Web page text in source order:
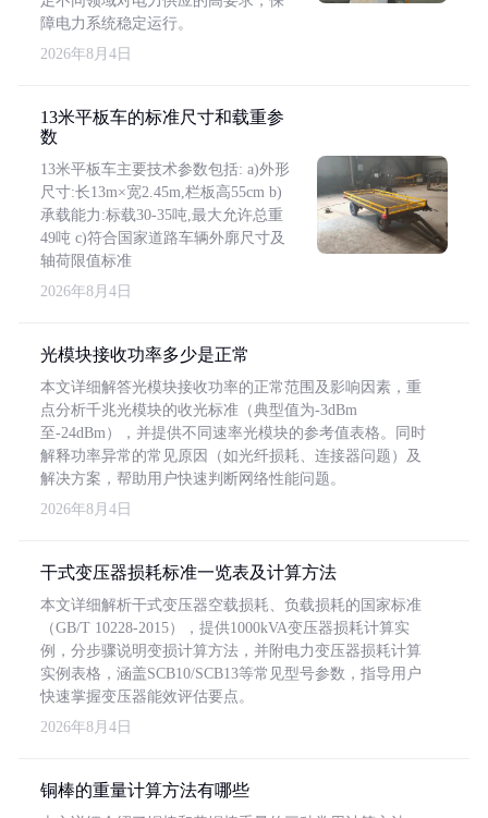
障电力系统稳定运行。
2026年8月4日
13米平板车的标准尺寸和载重参
数
13米平板车主要技术参数包括: a)外形
尺寸:长13m×宽2.45m,栏板高55cm b)
承载能力:标载30-35吨,最大允许总重
49吨 c)符合国家道路车辆外廓尺寸及
轴荷限值标准
2026年8月4日
光模块接收功率多少是正常
本文详细解答光模块接收功率的正常范围及影响因素，重
点分析千兆光模块的收光标准（典型值为-3dBm
至-24dBm），并提供不同速率光模块的参考值表格。同时
解释功率异常的常见原因（如光纤损耗、连接器问题）及
解决方案，帮助用户快速判断网络性能问题。
2026年8月4日
干式变压器损耗标准一览表及计算方法
本文详细解析干式变压器空载损耗、负载损耗的国家标准
（GB/T 10228-2015），提供1000kVA变压器损耗计算实
例，分步骤说明变损计算方法，并附电力变压器损耗计算
实例表格，涵盖SCB10/SCB13等常见型号参数，指导用户
快速掌握变压器能效评估要点。
2026年8月4日
铜棒的重量计算方法有哪些